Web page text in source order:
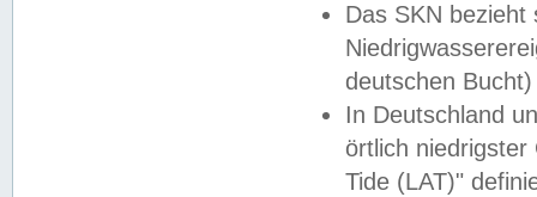
Das SKN
deutschen
In Deutschland
örtlich
Tide (LAT)"